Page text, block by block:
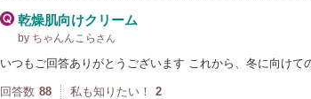
乾燥肌向けクリーム
by ちゃんんこら さん
いつもご回答ありがとうございます これから、冬に向け
回答数 88 私も知りたい！ 2